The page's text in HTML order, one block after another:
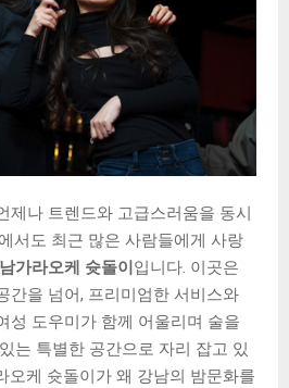
제나 트렌드와 고급스러움을 동시
서도 최근 많은 사람들에게 사랑
가라오케 슛돌이 입니다. 이곳은
간을 넘어, 프리미엄한 서비스와
성 도우미가 함께 어울리며 술을
는 특별한 공간으로 자리 잡고 있
오케 슛돌이가 왜 강남의 밤문화를